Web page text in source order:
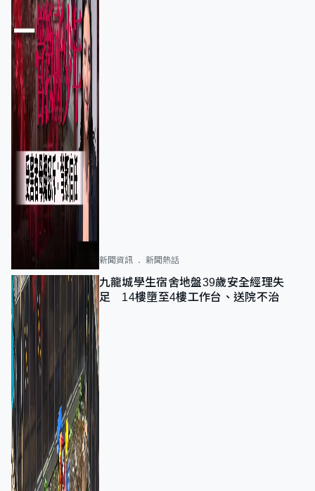
新聞資訊 新聞熱話
九龍城學生宿舍地盤39歲安全經理失
足 14樓墮至4樓工作台、送院不治